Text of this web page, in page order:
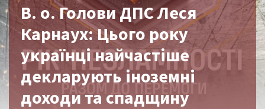
В. о. Голови ДПС Леся
Карнаух: Цього року
українці найчастіше
декларують іноземні
доходи та спадщину